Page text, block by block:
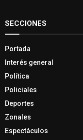
SECCIONES
Portada
Interés general
Política
Policiales
Deportes
Zonales
Espectáculos